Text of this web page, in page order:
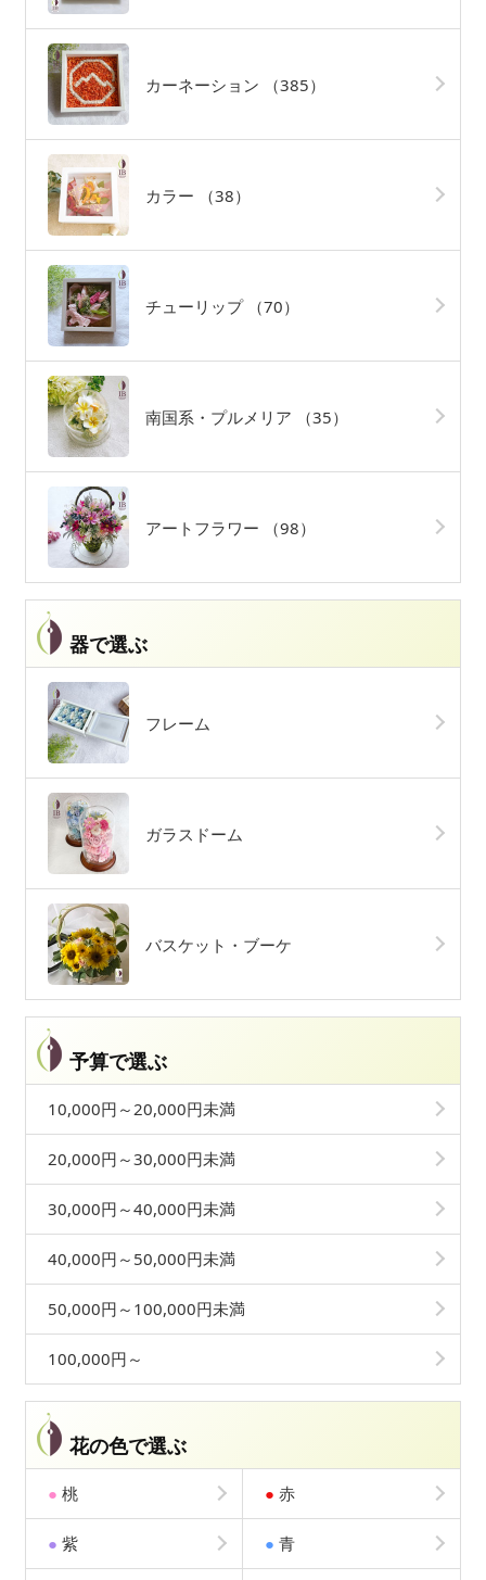
カーネーション （385）
カラー （38）
チューリップ （70）
南国系・プルメリア （35）
アートフラワー （98）
器で選ぶ
フレーム
ガラスドーム
バスケット・ブーケ
予算で選ぶ
10,000円～20,000円未満
20,000円～30,000円未満
30,000円～40,000円未満
40,000円～50,000円未満
50,000円～100,000円未満
100,000円～
花の色で選ぶ
● 桃 ● 赤
● 紫 ● 青